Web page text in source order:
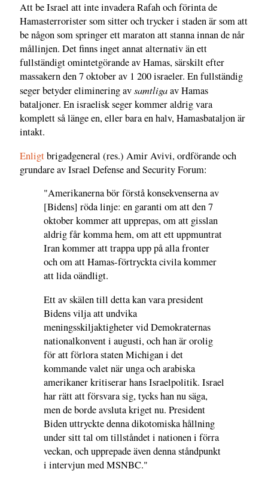
Att be Israel att inte invadera Rafah och förinta de
Hamasterrorister som sitter och trycker i staden är som att
be någon som springer ett maraton att stanna innan de når
mållinjen. Det finns inget annat alternativ än ett
fullständigt omintetgörande av Hamas, särskilt efter
massakern den 7 oktober av 1 200 israeler. En fullständig
seger betyder eliminering avsamtligaav Hamas
bataljoner. En israelisk seger kommer aldrig vara
komplett så länge en, eller bara en halv, Hamasbataljon är
intakt.
Enligtbrigadgeneral (res.) Amir Avivi, ordförande och
grundare av Israel Defense and Security Forum:
"Amerikanerna bör förstå konsekvenserna av
[Bidens] röda linje: en garanti om att den 7
oktober kommer att upprepas, om att gisslan
aldrig får komma hem, om att ett uppmuntrat
Iran kommer att trappa upp på alla fronter
och om att Hamas-förtryckta civila kommer
att lida oändligt.
Ett av skälen till detta kan vara president
Bidens vilja att undvika
meningsskiljaktigheter vid Demokraternas
nationalkonvent i augusti, och han är orolig
för att förlora staten Michigan i det
kommande valet när unga och arabiska
amerikaner kritiserar hans Israelpolitik. Israel
har rätt att försvara sig, tycks han nu säga,
men de borde avsluta kriget nu. President
Biden uttryckte denna dikotomiska hållning
under sitt tal om tillståndet i nationen i förra
veckan, och upprepade även denna ståndpunkt
i intervjun med MSNBC."